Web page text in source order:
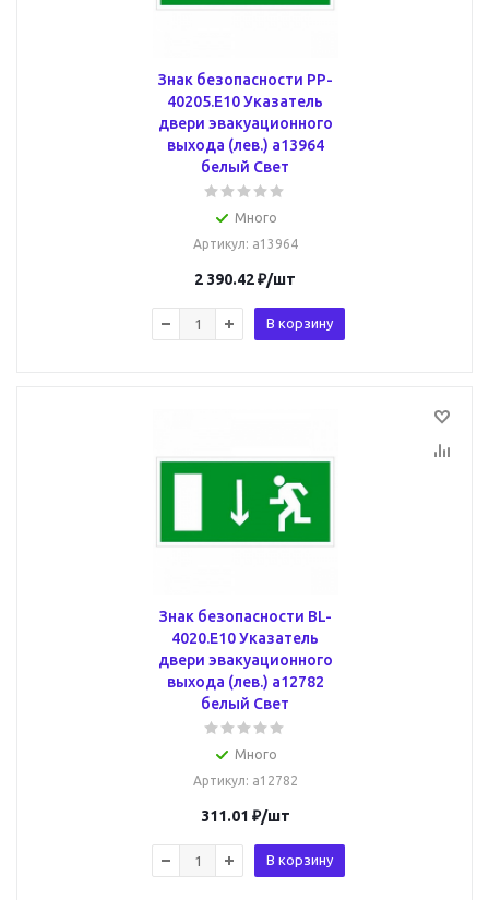
Знак безопасности PP-
40205.E10 Указатель
двери эвакуационного
выхода (лев.) a13964
белый Свет
Много
Артикул: a13964
2 390.42₽/шт
В корзину
Знак безопасности BL-
4020.E10 Указатель
двери эвакуационного
выхода (лев.) a12782
белый Свет
Много
Артикул: a12782
311.01 ₽/шт
В корзину